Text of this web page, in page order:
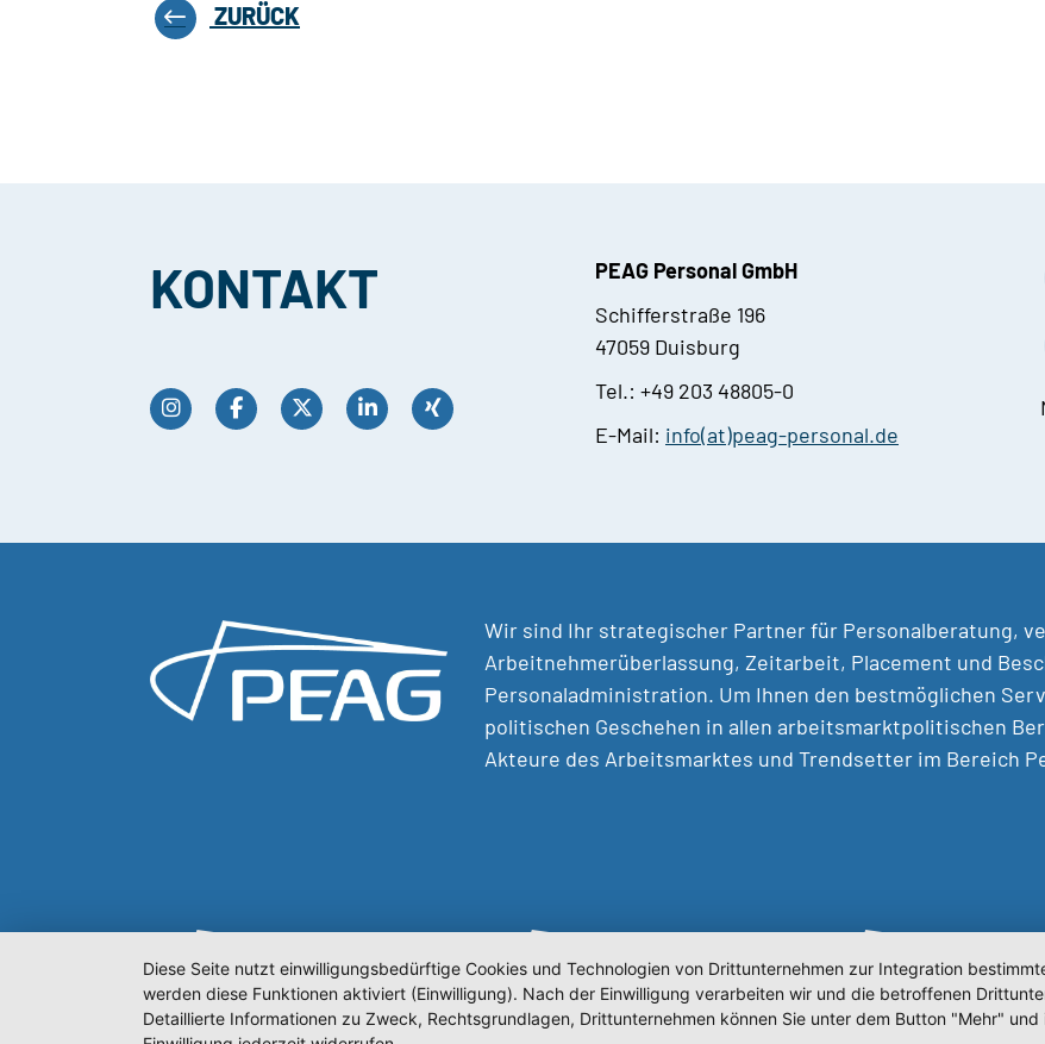
ZURÜCK
KONTAKT
PEAG Personal GmbH
Schifferstraße 196
47059 Duisburg
Tel.: +49 203 48805-0
E-Mail: info(at)peag-personal.de
Wir sind Ihr strategischer Partner für Personalberatung,
Arbeitnehmerüberlassung, Zeitarbeit, Placement und
Personaladministration. Um Ihnen den bestmöglichen
politischen Geschehen in allen arbeitsmarktpolitischen
Akteure des Arbeitsmarktes und Trendsetter im Bereich
Diese Seite nutzt einwilligungsbedürftige Cookies und Technologien von Drittunternehmen zur Integration
werden diese Funktionen aktiviert (Einwilligung). Nach der Einwilligung verarbeiten wir und die betroffenen
Detaillierte Informationen zu Zweck, Rechtsgrundlagen, Drittunternehmen können Sie unter dem Button "Mehr"